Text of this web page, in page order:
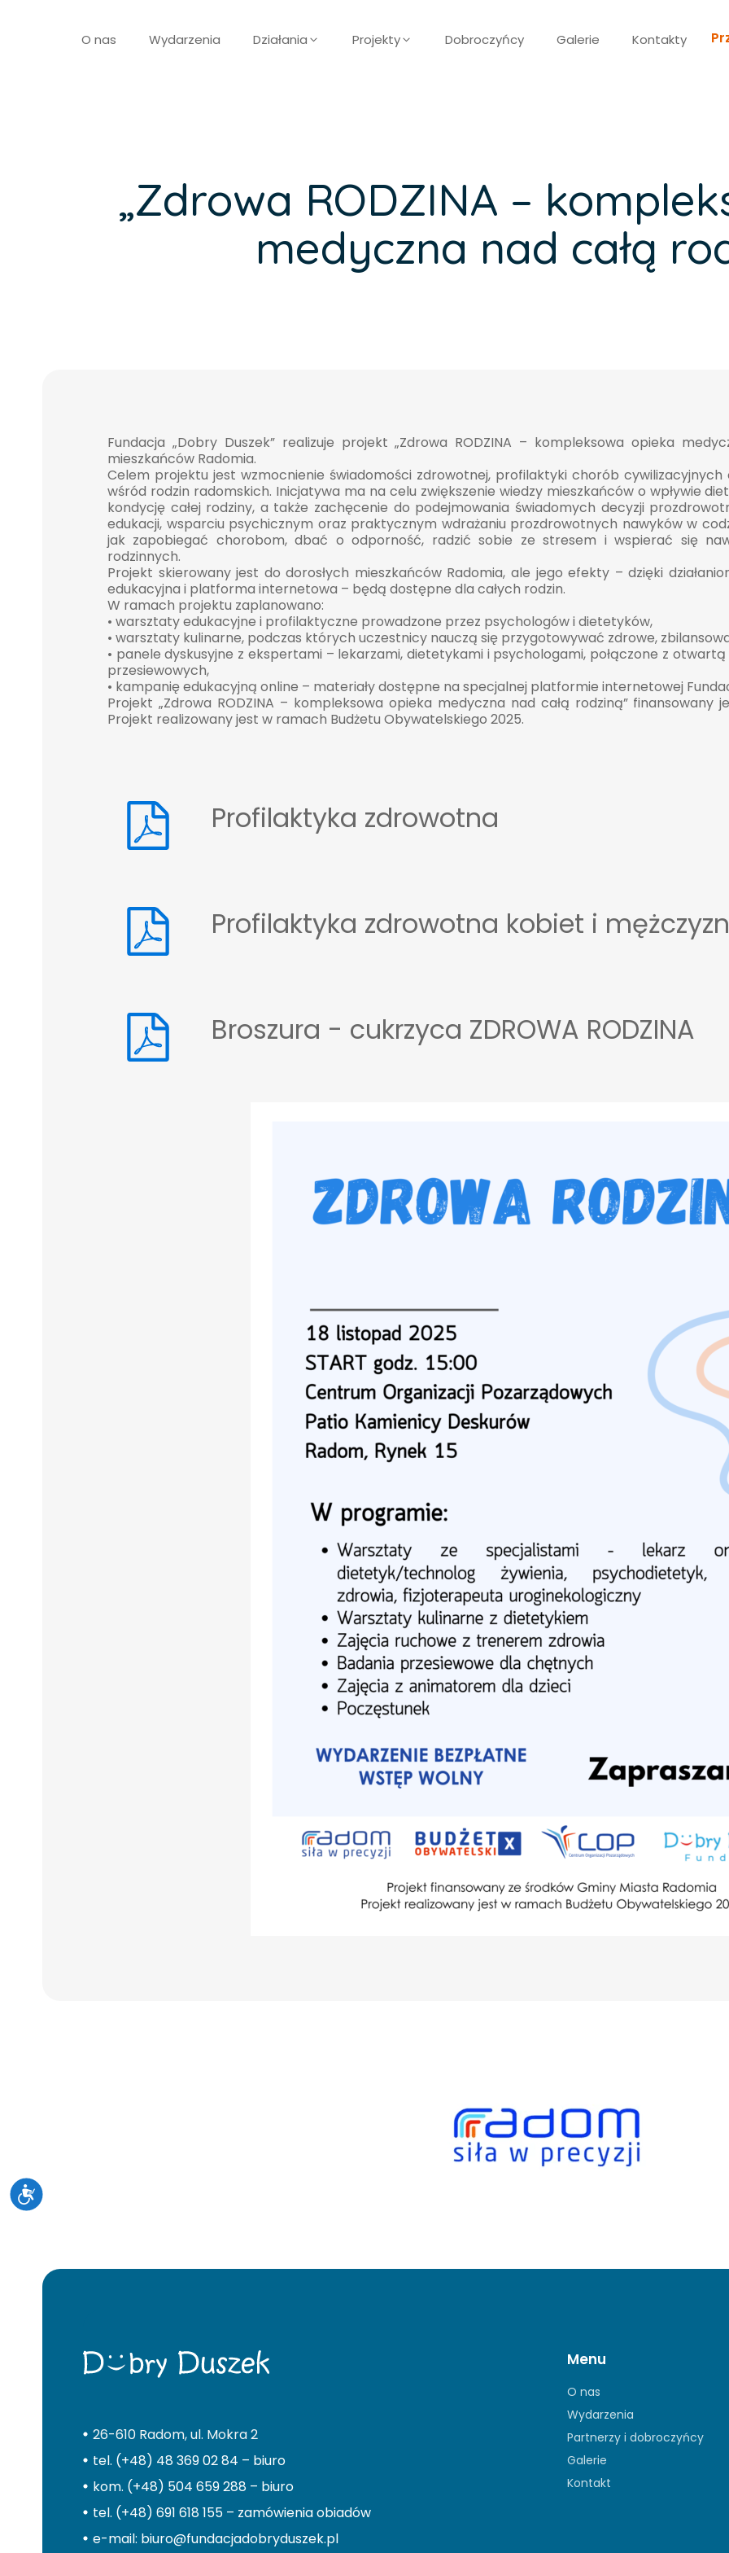
O nas Wydarzenia Działania Projekty Dobroczyńcy Galerie Kontakty
„Zdrowa RODZINA –
medyczna nad całą
Fundacja „Dobry Duszek” realizuje projekt „Zdrowa RODZINA – kompleksowa opieka
mieszkańców Radomia.
Celem projektu jest wzmocnienie świadomości zdrowotnej, profilaktyki chorób
wśród rodzin radomskich. Inicjatywa ma na celu zwiększenie wiedzy mieszkańców o wpływie
kondycję całej rodziny, a także zachęcenie do podejmowania świadomych decyzji
edukacji, wsparciu psychicznym oraz praktycznym wdrażaniu prozdrowotnych nawyków w
jak zapobiegać chorobom, dbać o odporność, radzić sobie ze stresem i wspierać się
rodzinnych.
Projekt skierowany jest do dorosłych mieszkańców Radomia, ale jego efekty – dzięki
edukacyjna i platforma internetowa – będą dostępne dla całych rodzin.
W ramach projektu zaplanowano:
• warsztaty edukacyjne i profilaktyczne prowadzone przez psychologów i dietetyków,
• warsztaty kulinarne, podczas których uczestnicy nauczą się przygotowywać zdrowe,
• panele dyskusyjne z ekspertami – lekarzami, dietetykami i psychologami, połączone z
przesiewowych,
• kampanię edukacyjną online – materiały dostępne na specjalnej platformie internetowej
Projekt „Zdrowa RODZINA – kompleksowa opieka medyczna nad całą rodziną” finansowany
Projekt realizowany jest w ramach Budżetu Obywatelskiego 2025.
Profilaktyka zdrowotna
Profilaktyka zdrowotna kobiet i mężczyzn
Broszura - cukrzyca ZDROWA RODZINA
26-610 Radom, ul. Mokra 2
tel. (+48) 48 369 02 84 – biuro
kom. (+48) 504 659 288 – biuro
tel. (+48) 691 618 155 – zamówienia obiadów
e-mail: biuro@fundacjadobryduszek.pl
Menu
O nas
Wydarzenia
Partnerzy i dobroczyńcy
Galerie
Kontakt